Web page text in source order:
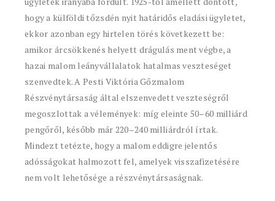
hogy a külföldi tőzsdén nyit határidős eladási ügyletet,
ekkor azonban egy hirtelen törés következett be:
amikor árcsökkenés helyett drágulás ment végbe, a
hazai malom leányvállalatok hatalmas veszteséget
szenvedtek. A Pesti Viktória Gőzmalom
Részvénytársaság által elszenvedett veszteségről
megoszlottak a vélemények: míg eleinte 50–60 milliárd
pengőről, később már 220–240 milliárdról írtak.
Mindezt tetézte, hogy a malom eddigre jelentős
adósságokat halmozott fel, amelyek visszafizetésére
nem volt lehetősége a részvénytársaságnak.